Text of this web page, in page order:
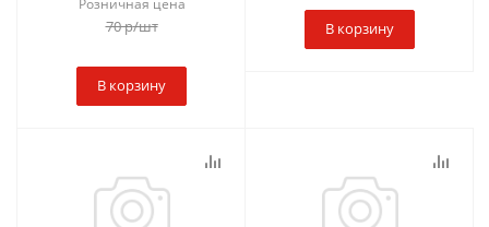
Розничная цена
70р/шт
В корзину
В корзину